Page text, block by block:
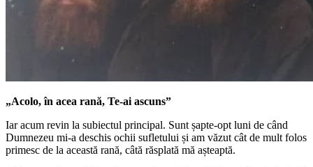
„Acolo, în acea rană, Te-ai ascuns”
Iar acum revin la subiectul principal. Sunt șapte-opt luni de când
Dumnezeu mi-a deschis ochii sufletului și am văzut cât de mult folos
primesc de la această rană, câtă răsplată mă așteaptă.